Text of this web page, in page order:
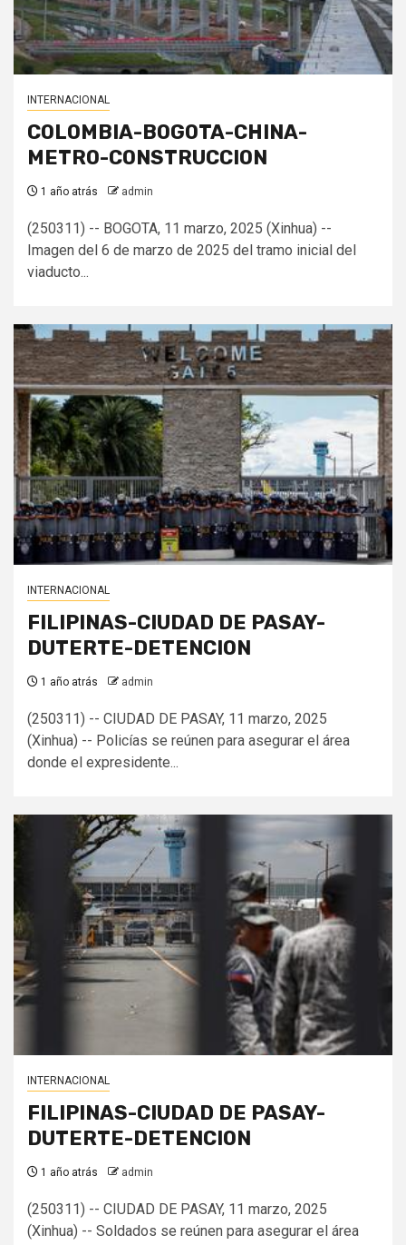
INTERNACIONAL
COLOMBIA-BOGOTA-CHINA-
METRO-CONSTRUCCION
1 año atrás admin
(250311) -- BOGOTA, 11 marzo, 2025 (Xinhua) --
Imagen del 6 de marzo de 2025 del tramo inicial del
viaducto...
INTERNACIONAL
FILIPINAS-CIUDAD DE PASAY-
DUTERTE-DETENCION
1 año atrás admin
(250311) -- CIUDAD DE PASAY, 11 marzo, 2025
(Xinhua) -- Policías se reúnen para asegurar el área
donde el expresidente...
INTERNACIONAL
FILIPINAS-CIUDAD DE PASAY-
DUTERTE-DETENCION
1 año atrás admin
(250311) -- CIUDAD DE PASAY, 11 marzo, 2025
(Xinhua) -- Soldados se reúnen para asegurar el área